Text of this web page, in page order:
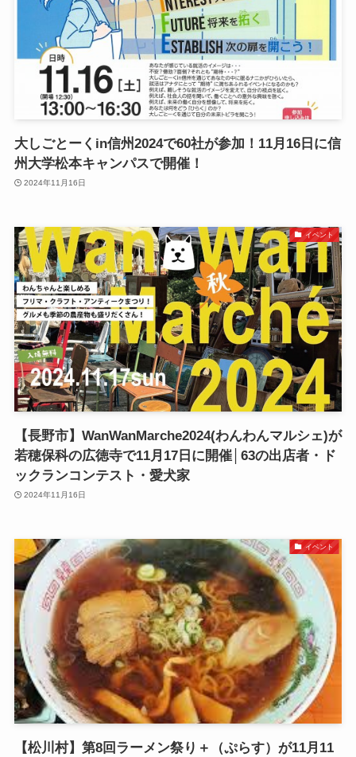
大しごとーくin信州2024で60社が参加！11月16日に信
州大学松本キャンパスで開催！
2024年11月16日
イベント
【長野市】WanWanMarche2024(わんわんマルシェ)が
若穂保科の広徳寺で11月17日に開催│63の出店者・ド
ックランコンテスト・愛犬家
2024年11月16日
イベント
【松川村】第8回ラーメン祭り＋（ぷらす）が11月11